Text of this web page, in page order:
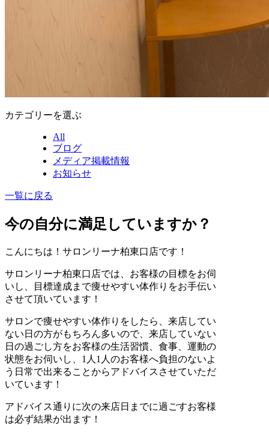
カテゴリーを選ぶ
All
ブログ
メディア掲載情報
お知らせ
一覧に戻る
今の自分に満足していますか？
こんにちは！サロンリーナ柏東口店です！
サロンリーナ柏東口店では、お客様の目標をお伺
いし、目標達成まで痩せやすい体作りをお手伝い
させて頂いています！
サロンで痩せやすい体作りをしたら、来店してい
ない日の方がもちろん多いので、来店していない
日の過ごし方をお客様の生活習慣、食事、運動の
状態をお伺いし、1人1人のお客様へ負担のないよ
う日常で出来ることからアドバイスさせていただ
いています！
アドバイス通りに次の来店日までに過ごすお客様
は必ず結果が出ます！